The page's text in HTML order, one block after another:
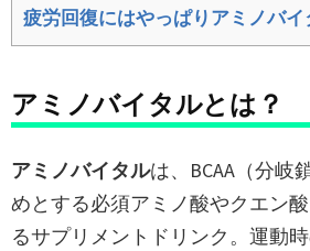
疲労回復にはやっぱりアミノバ
アミノバイタルとは？
アミノバイタルは、BCAA（分岐
めとする必須アミノ酸やクエン
るサプリメントドリンク。運動